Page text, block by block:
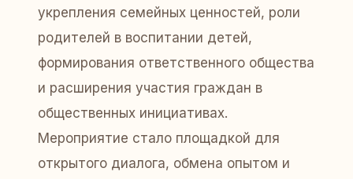
укрепления семейных ценностей, роли
родителей в воспитании детей,
формирования ответственного общества
и расширения участия граждан в
общественных инициативах.
Мероприятие стало площадкой для
открытого диалога, обмена опытом и